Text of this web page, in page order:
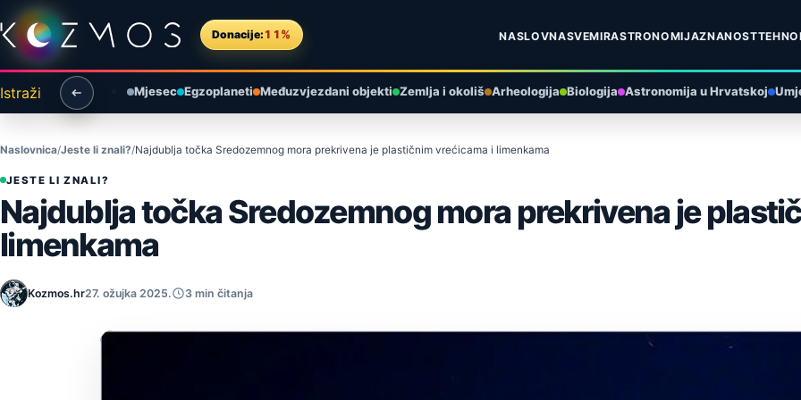
Preskoči na sadržaj
Donacije: 11% NASLOVNASVEMIRASTRONOMIJAZNANOST
Istraži Mjesec Egzoplaneti Međuzvjezdani objekti Zemlja i okoliš Arheologija Biologija Astronomija u Hrvatskoj
Naslovnica Jeste li znali? Najdublja točka Sredozemnog mora prekrivena je plastičnim vrećicama i limenkama
JESTE LI ZNALI?
Najdublja točka Sredozemnog mora prekrivena je
limenkama
Kozmos.hr27. ožujka 2025. 3 min čitanja